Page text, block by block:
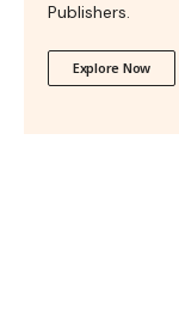
Publishers.
Explore Now